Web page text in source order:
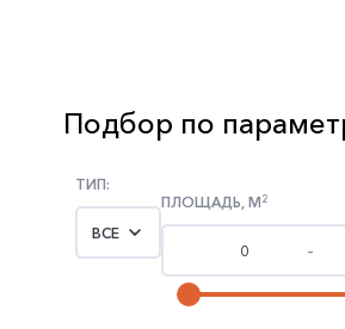
Подбор по
ТИП:
ВСЕ
ПЛОЩАДЬ, М2
–